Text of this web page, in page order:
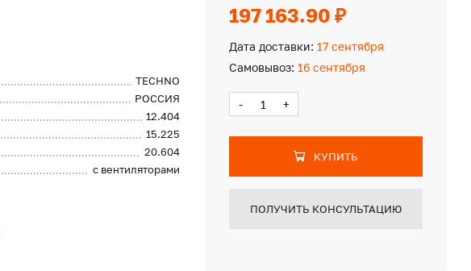
TECHNO
РОССИЯ
12.404
15.225
20.604
с вентиляторами
197 163.90 ₽
Дата доставки: 17 сентября
Самовывоз: 16 сентября
- +
КУПИТЬ
ПОЛУЧИТЬ КОНСУЛЬТАЦИЮ